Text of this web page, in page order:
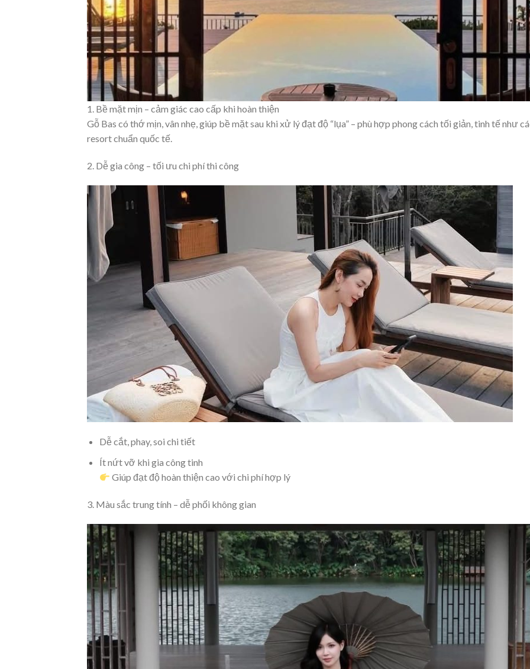
1. Bề mặt mịn – cảm giác cao cấp khi hoàn thiện
Gỗ Bas có thớ mịn, vân nhẹ, giúp bề mặt sau khi xử lý đạt độ “lụa” – phù hợp phong cách tối giản, tinh tế như
resort chuẩn quốc tế.
2. Dễ gia công – tối ưu chi phí thi công
Dễ cắt, phay, soi chi tiết
Ít nứt vỡ khi gia công tinh
Giúp đạt độ hoàn thiện cao với chi phí hợp lý
3. Màu sắc trung tính – dễ phối không gian